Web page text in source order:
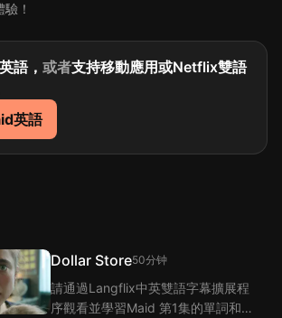
！
語， 或者支持移動應用或Netflix雙語
英語
Dollar Store50分钟
請通過Langflix中英雙語字幕擴展程
序觀看並學習Maid 第1集的單詞和